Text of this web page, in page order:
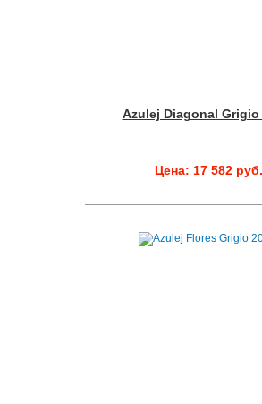
Azulej Diagonal Grigio
Цена: 17 582 руб.